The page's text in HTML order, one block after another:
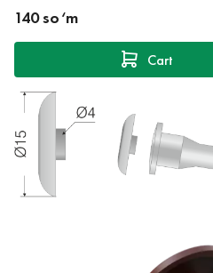
140 so‘m
Cart